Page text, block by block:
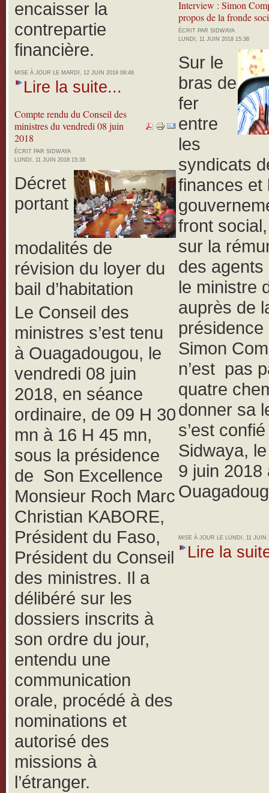
encaisser la
contrepartie
financière.
MISE À JOUR LE MARDI, 12 JUIN 2018 09:48
Lire la suite...
Compte rendu du Conseil des
ministres du vendredi 08 juin
2018
ÉCRIT PAR SIDWAYA
LUNDI, 11 JUIN 2018 15:38
Décret
portant
modalités de
révision du loyer du
bail d’habitation
Le Conseil des
ministres s’est tenu
à Ouagadougou, le
vendredi 08 juin
2018, en séance
ordinaire, de 09 H 30
mn à 16 H 45 mn,
sous la présidence
de Son Excellence
Monsieur Roch Marc
Christian KABORE,
Président du Faso,
Président du Conseil
des ministres. Il a
délibéré sur les
dossiers inscrits à
son ordre du jour,
entendu une
communication
orale, procédé à des
nominations et
autorisé des
missions à
l’étranger.
Interview : Simon
propos de la fronde
ÉCRIT PAR SIDWAYA
LUNDI, 11 JUIN 2018 15:38
Sur le
bras de
fer
entre
les
syndicats
finances et
front
sur la
des agents
le ministre
auprès de
Simon
n’est pas
quatre
donner sa
s’est
Sidwaya,
9 juin 2018
MISE À JOUR LE LUNDI, 11 JUIN
Lire la